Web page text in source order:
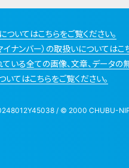
いてはこちらをご覧ください。
ナンバー）の取扱いについてはこ
いる全ての画像、文章、データの
てはこちらをご覧ください。
/ © 2000 CHUBU-